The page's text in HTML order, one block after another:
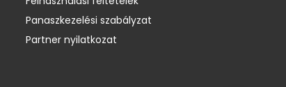
Panaszkezelési szabályzat
Partner nyilatkozat